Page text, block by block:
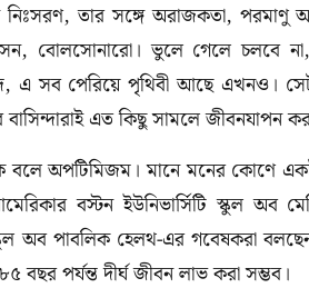
তার সঙ্গে অরাজকতা, পরমাণু
বোলসোনারো। ভুলে গেলে চলবে না,
এ সব পেরিয়ে পৃথিবী আছে এখনও।
এত কিছু সামলে জীবনযাপন
অপটিমিজম। মানে মনের কোণে
বস্টন ইউনিভার্সিটি স্কুল অব
স্কুল অব পাবলিক হেলথ-এর গবেষকরা
বছর পর্যন্ত দীর্ঘ জীবন লাভ করা সম্ভব।